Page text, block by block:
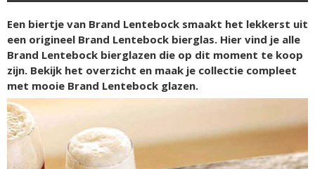
Een biertje van Brand Lentebock smaakt het lekkerst uit
een origineel Brand Lentebock bierglas. Hier vind je alle
Brand Lentebock bierglazen die op dit moment te koop
zijn. Bekijk het overzicht en maak je collectie compleet
met mooie Brand Lentebock glazen.